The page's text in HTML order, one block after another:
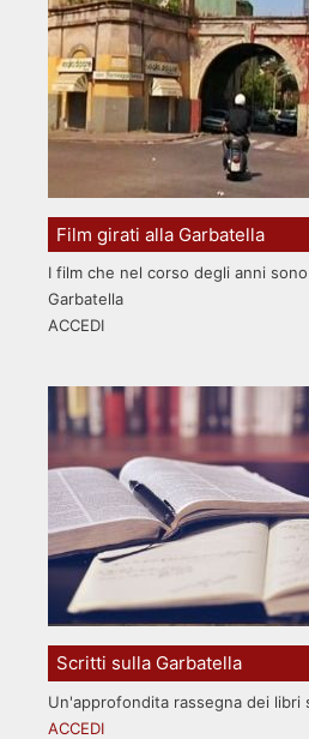
Film girati alla Garbatella
I film che nel corso degli anni
Garbatella
ACCEDI
Scritti sulla Garbatella
Un'approfondita rassegna dei libri
ACCEDI